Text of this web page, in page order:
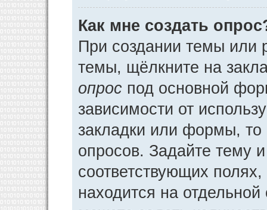
Как мне создать
При создании темы или
темы, щёлкните на
опрос под основной
зависимости от
закладки или формы, то
опросов. Задайте тему
соответствующих
находится на